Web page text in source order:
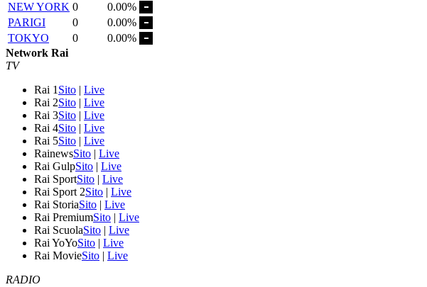
NEW YORK 0
0.00%
PARIGI
0
0.00%
TOKYO
0
0.00%
Network Rai
TV
Rai 1 Sito | Live
Rai 2Sito | Live
Rai 3Sito | Live
Rai 4Sito | Live
Rai 5Sito | Live
RainewsSito | Live
Rai GulpSito | Live
Rai SportSito | Live
Rai Sport 2Sito | Live
Rai StoriaSito | Live
Rai PremiumSito | Live
Rai ScuolaSito | Live
Rai YoYoSito | Live
Rai MovieSito | Live
RADIO